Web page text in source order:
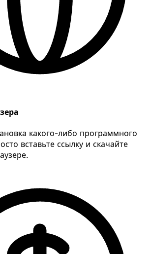
какого-либо программного
вставьте ссылку и скачайте